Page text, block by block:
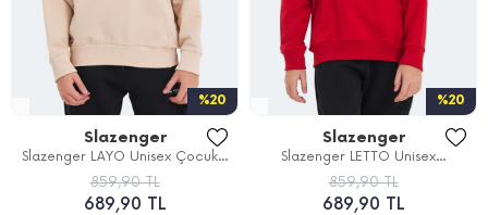
%20
Slazenger
Slazenger LAYO Unisex Çocuk...
859,90 TL
689,90 TL
%20
Slazenger
Slazenger LETTO Unisex...
859,90 TL
689,90 TL